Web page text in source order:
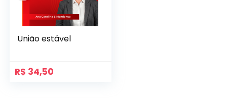
União estável
R$ 34,50